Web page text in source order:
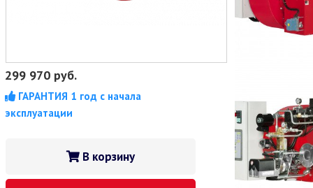
299 970 руб.
ГАРАНТИЯ 1 год с начала
эксплуатации
В корзину